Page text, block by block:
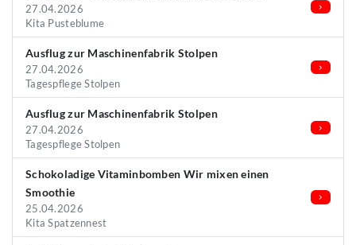
27.04.2026
Kita Pusteblume
Ausflug zur Maschinenfabrik Stolpen
27.04.2026
Tagespflege Stolpen
Ausflug zur Maschinenfabrik Stolpen
27.04.2026
Tagespflege Stolpen
Schokoladige Vitaminbomben Wir mixen einen
Smoothie
25.04.2026
Kita Spatzennest